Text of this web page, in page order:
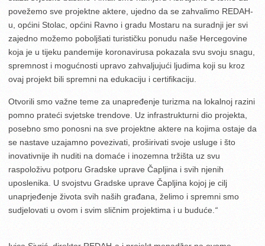
povežemo sve projektne aktere, ujedno da se zahvalimo REDAH-
u, općini Stolac, općini Ravno i gradu Mostaru na suradnji jer svi
zajedno možemo poboljšati turističku ponudu naše Hercegovine
koja je u tijeku pandemije koronavirusa pokazala svu svoju snagu,
spremnost i mogućnosti upravo zahvaljujući ljudima koji su kroz
ovaj projekt bili spremni na edukaciju i certifikaciju.
Otvorili smo važne teme za unapređenje turizma na lokalnoj razini
pomno prateći svjetske trendove. Uz infrastrukturni dio projekta,
posebno smo ponosni na sve projektne aktere na kojima ostaje da
se nastave uzajamno povezivati, proširivati svoje usluge i što
inovativnije ih nuditi na domaće i inozemna tržišta uz svu
raspoloživu potporu Gradske uprave Čapljina i svih njenih
uposlenika. U svojstvu Gradske uprave Čapljina kojoj je cilj
unaprjeđenje života svih naših građana, želimo i spremni smo
sudjelovati u ovom i svim sličnim projektima i u buduće. “